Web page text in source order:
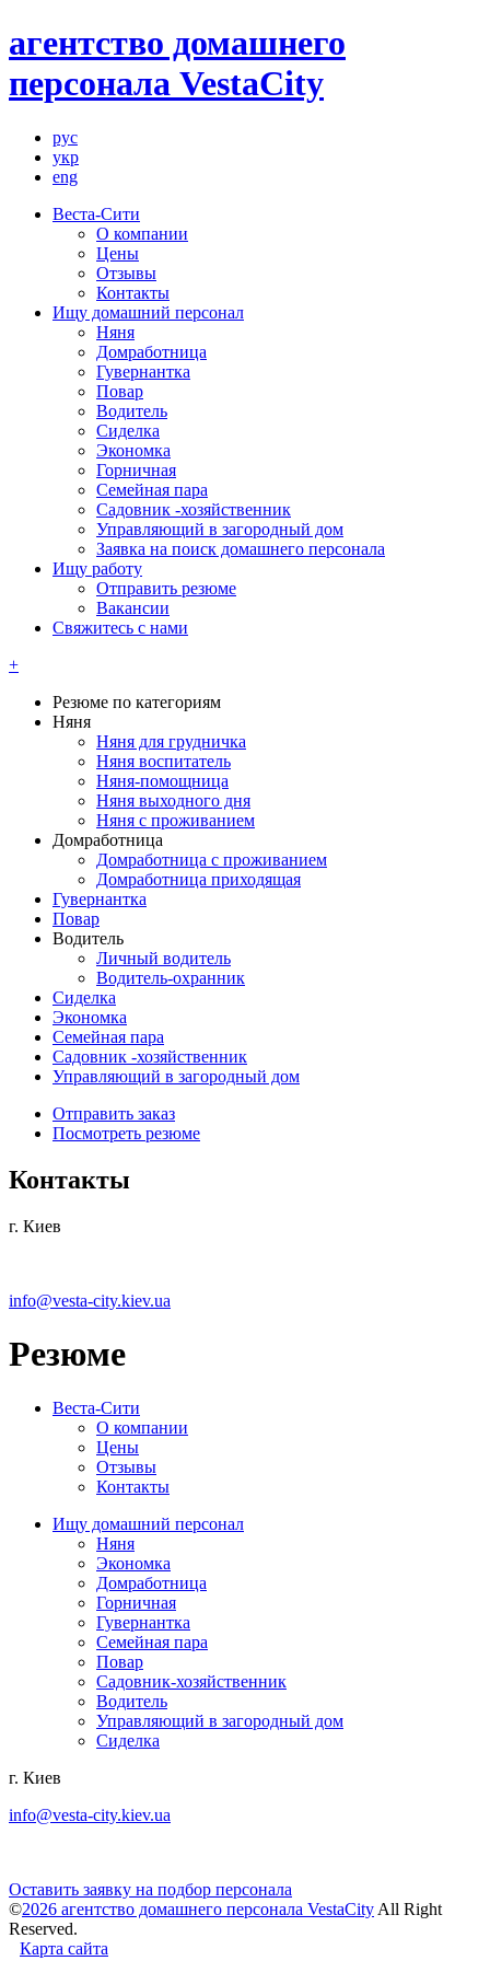
агентство домашнего
персонала VestaCity
рус
укр
eng
Веста-Сити
О компании
Цены
Отзывы
Контакты
Ищу домашний персонал
Няня
Домработница
Гувернантка
Повар
Водитель
Сиделка
Экономка
Горничная
Семейная пара
Садовник -хозяйственник
Управляющий в загородный дом
Заявка на поиск домашнего персонала
Ищу работу
Отправить резюме
Вакансии
Свяжитесь с нами
+
Резюме по категориям
Няня
Няня для грудничка
Няня воспитатель
Няня-помощница
Няня выходного дня
Няня с проживанием
Домработница
Домработница с проживанием
Домработница приходящая
Гувернантка
Повар
Водитель
Личный водитель
Водитель-охранник
Сиделка
Экономка
Семейная пара
Садовник -хозяйственник
Управляющий в загородный дом
Отправить заказ
Посмотреть резюме
Контакты
г. Киев
info@vesta-city.kiev.ua
Резюме
Веста-Cити
О компании
Цены
Отзывы
Контакты
Ищу домашний персонал
Няня
Экономка
Домработница
Горничная
Гувернантка
Семейная пара
Повар
Садовник-хозяйственник
Водитель
Управляющий в загородный дом
Сиделка
г. Киев
info@vesta-city.kiev.ua
Оставить заявку на подбор персонала
©2026 агентство домашнего персонала VestaCity All Right
Reserved.
Карта сайта